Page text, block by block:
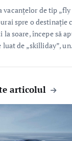
vacanțelor de tip
spre o destinație
la soare, începe să
luat de „skilliday”,
articolul